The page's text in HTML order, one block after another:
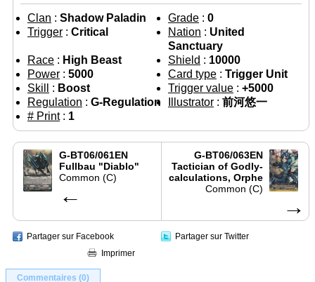
Clan : Shadow Paladin Grade : 0
Trigger : Critical Nation : United
Sanctuary
Race : High Beast Shield : 10000
Power : 5000 Card type : Trigger Unit
Skill
: Boost Trigger value : +5000
Regulation : G-Regulation Illustrator : 前河悠一
# Print: 1
G-BT06/061EN
Fullbau "Diablo"
Common (C)
←
G-BT06/063EN
Tactician of Godly-
calculations, Orphe
Common (C)
→
Partager sur Facebook
Partager sur Twitter
Imprimer
Commentaires (0)